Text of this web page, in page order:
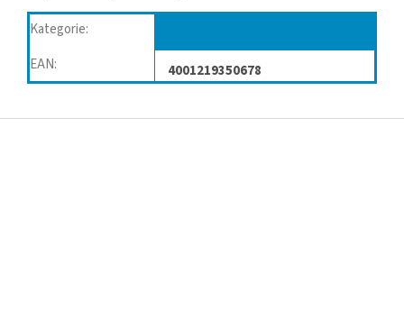
Kategorie:
EAN: 4001219350678